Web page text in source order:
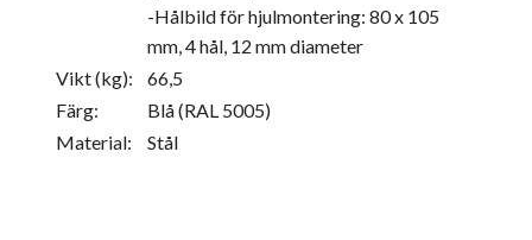
-Hålbild för hjulmontering: 80 x 105
mm, 4 hål, 12 mm diameter
Vikt (kg):
66,5
Färg:
Blå (RAL 5005)
Material:
Stål